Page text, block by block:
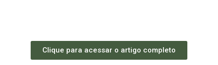
Clique para acessar o artigo completo